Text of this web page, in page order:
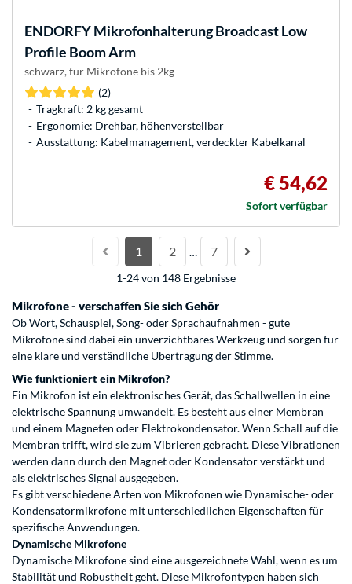
ENDORFYMikrofonhalterung Broadcast Low
Profile Boom Arm
schwarz, für Mikrofone bis 2kg
(2)
Tragkraft: 2 kg gesamt
Ergonomie: Drehbar, höhenverstellbar
Ausstattung: Kabelmanagement, verdeckter Kabelkanal
€ 54,62
Sofort verfügbar
1 2 … 7
1-24 von 148 Ergebnisse
Mikrofone - verschaffen Sie sich Gehör
Ob Wort, Schauspiel, Song- oder Sprachaufnahmen - gute
Mikrofone sind dabei ein unverzichtbares Werkzeug und sorgen für
eine klare und verständliche Übertragung der Stimme.
Wie funktioniert ein Mikrofon?
Ein Mikrofon ist ein elektronisches Gerät, das Schallwellen in eine
elektrische Spannung umwandelt. Es besteht aus einer Membran
und einem Magneten oder Elektrokondensator.Wenn Schall auf die
Membran trifft, wird sie zum Vibrieren gebracht. Diese Vibrationen
werden dann durch den Magnet oder Kondensator verstärkt und
als elektrisches Signal ausgegeben.
Es gibt verschiedene Arten von Mikrofonen wie Dynamische- oder
Kondensatormikrofone mit unterschiedlichen Eigenschaften für
spezifische Anwendungen.
Dynamische Mikrofone
Dynamische Mikrofone sind eine ausgezeichnete Wahl, wenn es um
Stabilität und Robustheit geht. Diese Mikrofontypen haben sich